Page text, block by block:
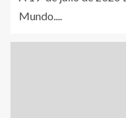
Mundo....